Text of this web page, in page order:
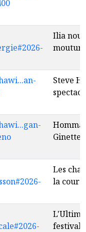
Ilia
mouture
Steve
Ginette
Les
la cour
festival